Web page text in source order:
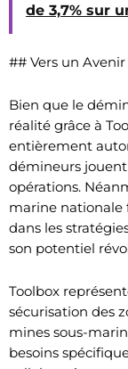
de 3,7% sur
## Vers un
Bien que le
réalité grâce à
entièrement
démineurs
opérations.
marine nationale
dans les
son potentiel
Toolbox
sécurisation des
mines sous-
besoins